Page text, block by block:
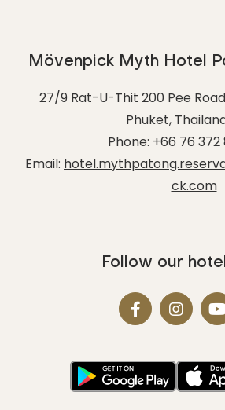
Mövenpick Myth Hotel
27/9 Rat-U-Thit 200 Pee
Phuket,
Phone: +66 76 372
Email:
ck.com
Follow our